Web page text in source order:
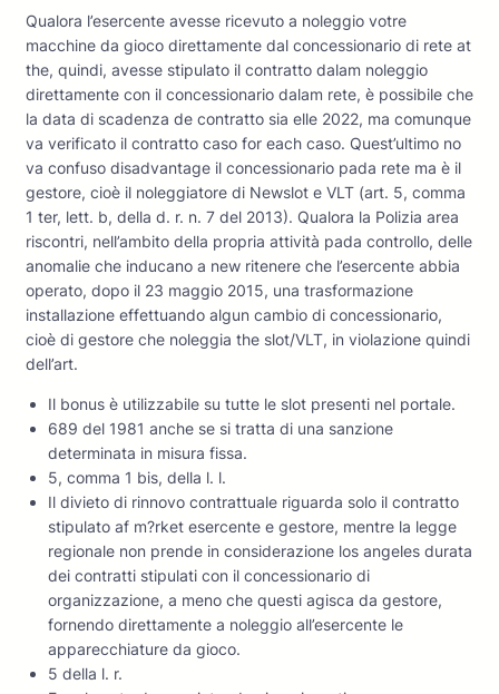
Qualora l’esercente avesse ricevuto a noleggio votre
macchine da gioco direttamente dal concessionario di rete at
the, quindi, avesse stipulato il contratto dalam noleggio
direttamente con il concessionario dalam rete, è possibile che
la data di scadenza de contratto sia elle 2022, ma comunque
va verificato il contratto caso for each caso. Quest’ultimo no
va confuso disadvantage il concessionario pada rete ma è il
gestore, cioè il noleggiatore di Newslot e VLT (art. 5, comma
1 ter, lett. b, della d. r. n. 7 del 2013). Qualora la Polizia area
riscontri, nell’ambito della propria attività pada controllo, delle
anomalie che inducano a new ritenere che l’esercente abbia
operato, dopo il 23 maggio 2015, una trasformazione
installazione effettuando algun cambio di concessionario,
cioè di gestore che noleggia the slot/VLT, in violazione quindi
dell’art.
Il bonus è utilizzabile su tutte le slot presenti nel portale.
689 del 1981 anche se si tratta di una sanzione
determinata in misura fissa.
5, comma 1 bis, della l. l.
Il divieto di rinnovo contrattuale riguarda solo il contratto
stipulato af m?rket esercente e gestore, mentre la legge
regionale non prende in considerazione los angeles durata
dei contratti stipulati con il concessionario di
organizzazione, a meno che questi agisca da gestore,
fornendo direttamente a noleggio all’esercente le
apparecchiature da gioco.
5 della l. r.